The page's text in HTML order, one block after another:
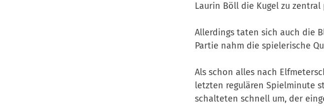
Laurin Böll die Kugel zu
Allerdings taten sich auch die
Partie nahm die spielerische
Als schon alles nach
letzten regulären Spielminute
schalteten schnell um, der